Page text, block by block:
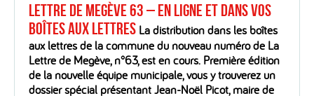
Lettre de Megève 63 – En ligne et dans vos
boîtes aux lettres La distribution dans les boîtes
aux lettres de la commune du nouveau numéro de La
Lettre de Megève, n°63, est en cours. Première édition
de la nouvelle équipe municipale, vous y trouverez un
dossier spécial présentant Jean-Noël Picot, maire de